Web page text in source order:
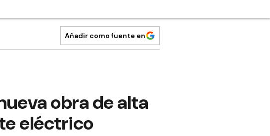
Añadir como fuente en
obra de alta
eléctrico